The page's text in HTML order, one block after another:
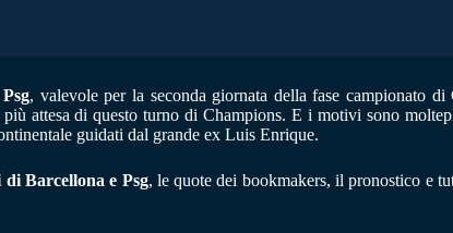
, valevole per la seconda giornata della fase campionato
attesa di questo turno di Champions. E i motivi sono
guidati dal grande ex Luis Enrique.
Barcellona e Psg, le quote dei bookmakers, il pronostico e